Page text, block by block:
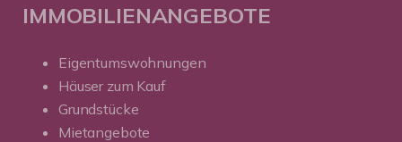
IMMOBILIENANGEBOTE
Eigentumswohnungen
Häuser zum Kauf
Grundstücke
Mietangebote